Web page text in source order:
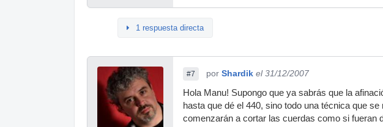
1 respuesta directa
#7 por Shardik el 31/12/2007
Hola Manu! Supongo que ya sabrás que la
hasta que dé el 440, sino todo una técnica que
comenzarán a cortar las cuerdas como si fueran